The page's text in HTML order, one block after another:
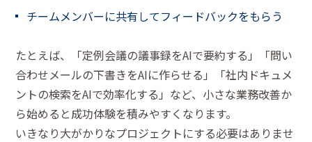
チームメンバーに共有してフィードバックをもらう
たとえば、「定例会議の議事録をAIで要約する」「問い
合わせメールの下書きをAIに作らせる」「社内ドキュメ
ントの検索をAIで効率化する」など、小さな業務改善か
ら始めると成功体験を積みやすくなります。
いきなり大がかりなプロジェクトにする必要はありませ